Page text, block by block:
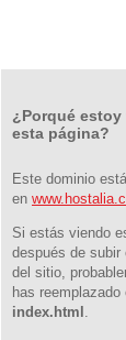
¿Porqué estoy
esta página?
Este dominio
en
Si estás viendo
después de subir
del sitio,
has reemplazado
index.html .